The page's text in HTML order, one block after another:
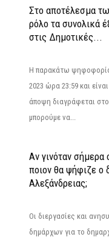
Στο αποτέλεσμα
ρόλο τα συνολικά
στις Δημοτικές...
Η παρακάτω ψηφοφορία
2023 ώρα 23:59 και
άποψη διαγράφεται
μπορούμε να...
Αν γινόταν σήμερα
ποιον θα ψήφιζε ο
Αλεξάνδρειας;
Οι διεργασίες και
δημάρχων για το